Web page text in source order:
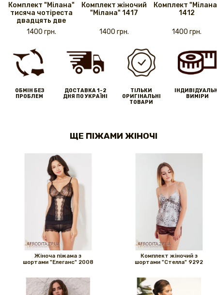
Комплект "Мілана"
тисяча чотіреста
двадцять две
1400 грн.
Комплект жіночий
"Мілана" 1417
1400 грн.
Комплект
1412
1400 грн.
ОБМІН БЕЗ
ПРОБЛЕМ
ДОСТАВКА 1-2
ДНЯ ПО УКРАЇНІ
ТІЛЬКИ
ОРИГІНАЛЬНІ
ТОВАРИ
ВИМІРИ
ЩЕ ПІЖАМИ ЖІНОЧІ
Жіноча піжама з
шортами "Елеганс" 2008
Комплект жіночий з
шортами "Стелла" 9292